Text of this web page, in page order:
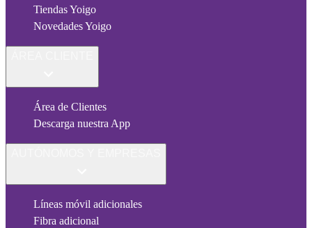
Tiendas Yoigo
Novedades Yoigo
Área de Clientes
Descarga nuestra App
Líneas móvil adicionales
Fibra adicional